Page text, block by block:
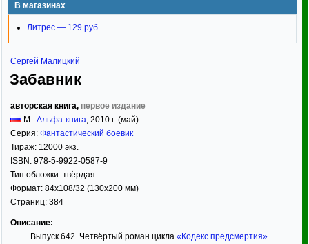
В магазинах
Литрес — 129 руб
Сергей Малицкий
Забавник
авторская книга, первое издание
М.: Альфа-книга 2010 г. (май)
Серия: Фантастический боевик
Тираж: 12000 экз.
ISBN: 978-5-9922-0587-9
Тип обложки: твёрдая
Формат: 84x108/32 (130x200 мм)
Страниц: 384
Описание:
Выпуск 642. Четвёртый роман цикла «Кодекс предсмертия».